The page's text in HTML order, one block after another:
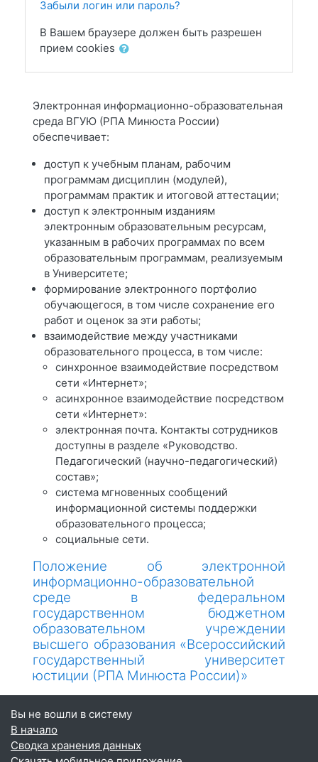
Забыли логин или пароль?
В Вашем браузере должен быть разрешен
прием cookies
Электронная информационно-образовательная
среда ВГУЮ (РПА Минюста России)
обеспечивает:
доступ к учебным планам, рабочим
программам дисциплин (модулей),
программам практик и итоговой аттестации;
доступ к электронным изданиям
электронным образовательным ресурсам,
указанным в рабочих программах по всем
образовательным программам, реализуемым
в Университете;
формирование электронного портфолио
обучающегося, в том числе сохранение его
работ и оценок за эти работы;
взаимодействие между участниками
образовательного процесса, в том числе:
синхронное взаимодействие посредством
сети «Интернет»;
асинхронное взаимодействие посредством
сети «Интернет»:
электронная почта. Контакты сотрудников
доступны в разделе «Руководство.
Педагогический (научно-педагогический)
состав»;
система мгновенных сообщений
информационной системы поддержки
образовательного процесса;
социальные сети.
Положение об электронной
информационно-образовательной
среде в федеральном
государственном бюджетном
образовательном учреждении
высшего образования «Всероссийский
государственный университет
юстиции (РПА Минюста России)»
Вы не вошли в систему
В начало
Сводка хранения данных